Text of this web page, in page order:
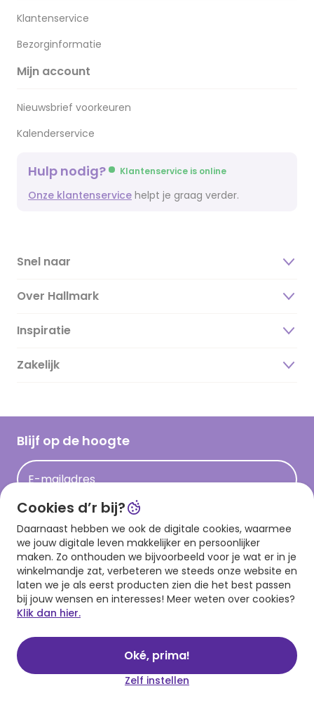
Klantenservice
Bezorginformatie
Mijn account
Nieuwsbrief voorkeuren
Kalenderservice
Hulp nodig? Klantenservice is online
Onze klantenservice helpt je graag verder.
Snel naar
Over Hallmark
Over ons
Duurzaamheid
Hallmark Kaartclub
Acties
Hallmark en Kinderpostzegels
Inspiratie
Magazine
Cadeau inspiratie
Kaartinspiratie
Zakelijk
Blijf op de hoogte
E-mailadres
Aanmelden
Download onze app
Cookies d’r bij?
Daarnaast hebben we ook de digitale cookies, waarmee
we jouw digitale leven makkelijker en persoonlijker
maken. Zo onthouden we bijvoorbeeld voor je wat er in je
winkelmandje zat, verbeteren we steeds onze website en
laten we je als eerst producten zien die het best passen
bij jouw wensen en interesses! Meer weten over cookies?
Klik dan hier.
Oké, prima!
Zelf instellen